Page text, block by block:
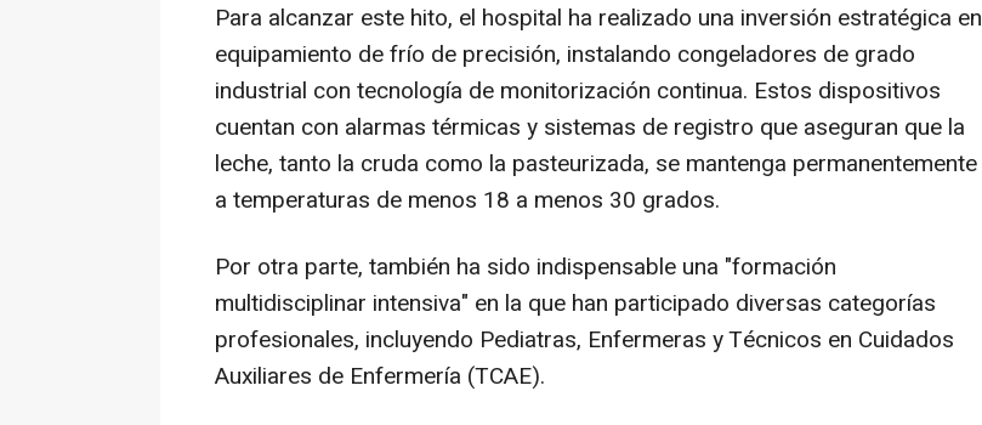
Para alcanzar este hito, el hospital ha realizado una inversión estratégica en
equipamiento de frío de precisión, instalando congeladores de grado
industrial con tecnología de monitorización continua. Estos dispositivos
cuentan con alarmas térmicas y sistemas de registro que aseguran que la
leche, tanto la cruda como la pasteurizada, se mantenga permanentemente
a temperaturas de menos 18 a menos 30 grados.
Por otra parte, también ha sido indispensable una "formación
multidisciplinar intensiva" en la que han participado diversas categorías
profesionales, incluyendo Pediatras, Enfermeras y Técnicos en Cuidados
Auxiliares de Enfermería (TCAE).